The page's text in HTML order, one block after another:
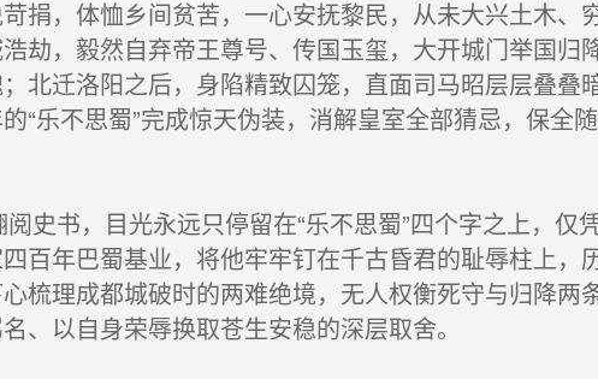
捐，体恤乡间贫苦，一心安抚黎民，从未大兴土木、
劫，毅然自弃帝王尊号、传国玉玺，大开城门举国归
北迁洛阳之后，身陷精致囚笼，直面司马昭层层叠叠
“乐不思蜀”完成惊天伪装，消解皇室全部猜忌，保全
史书，目光永远只停留在“乐不思蜀”四个字之上，仅
百年巴蜀基业，将他牢牢钉在千古昏君的耻辱柱上，
梳理成都城破时的两难绝境，无人权衡死守与归降两
、以自身荣辱换取苍生安稳的深层取舍。